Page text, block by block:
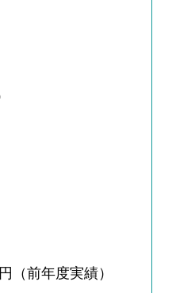
（前年度実績）